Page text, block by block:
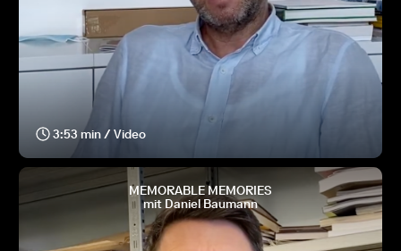
3:53 min / Video
MEMORABLE MEMORIES
mit Daniel Baumann